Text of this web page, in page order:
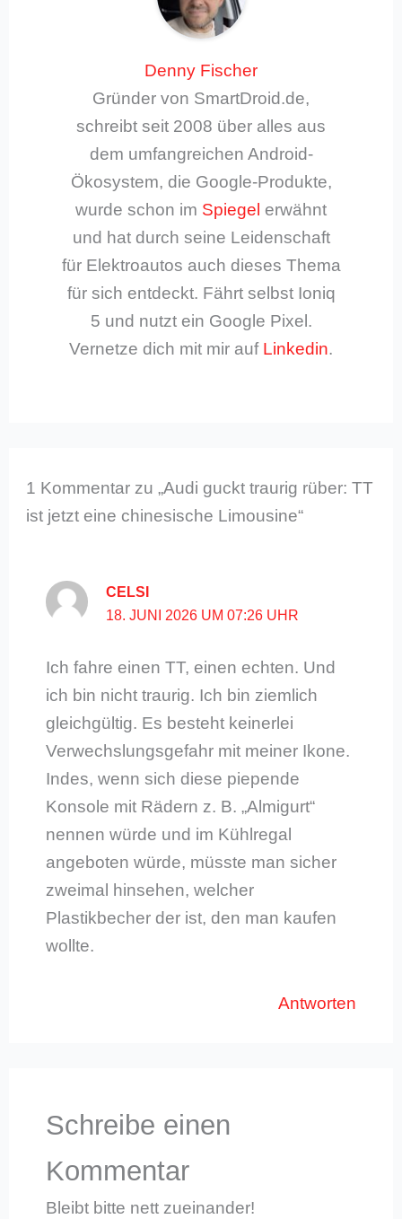
Denny Fischer
Gründer von SmartDroid.de,
schreibt seit 2008 über alles aus
dem umfangreichen Android-
Ökosystem, die Google-Produkte,
wurde schon im Spiegel erwähnt
und hat durch seine Leidenschaft
für Elektroautos auch dieses Thema
für sich entdeckt. Fährt selbst Ioniq
5 und nutzt ein Google Pixel.
Vernetze dich mit mir auf Linkedin.
1 Kommentar zu „Audi guckt traurig rüber: TT
ist jetzt eine chinesische Limousine“
CELSI
18. JUNI 2026 UM 07:26 UHR
Ich fahre einen TT, einen echten. Und
ich bin nicht traurig. Ich bin ziemlich
gleichgültig. Es besteht keinerlei
Verwechslungsgefahr mit meiner Ikone.
Indes, wenn sich diese piepende
Konsole mit Rädern z. B. „Almigurt“
nennen würde und im Kühlregal
angeboten würde, müsste man sicher
zweimal hinsehen, welcher
Plastikbecher der ist, den man kaufen
wollte.
Antworten
Schreibe einen
Kommentar
Bleibt bitte nett zueinander!